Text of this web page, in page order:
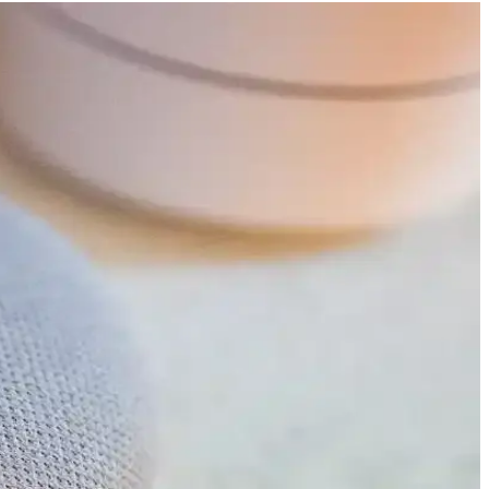
cihazın benimsenmesini etkileyebilir.
İşlemci ve ekran teknolojilerinde önemli güncellemeler
ve işlevsel iyileştirmelerle kullanıcı deneyimi yenileniyor.
kullanıcı deneyimini etkiliyor.
kullanıcı hakları konularını gündeme taşıdı.